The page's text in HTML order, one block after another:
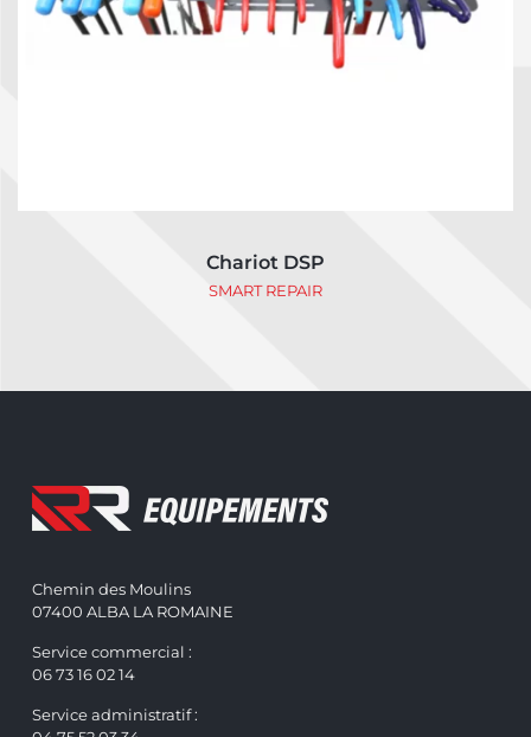
Chariot DSP
SMART REPAIR
Chemin des Moulins
07400 ALBA LA ROMAINE
Service commercial :
06 73 16 02 14
Service administratif :